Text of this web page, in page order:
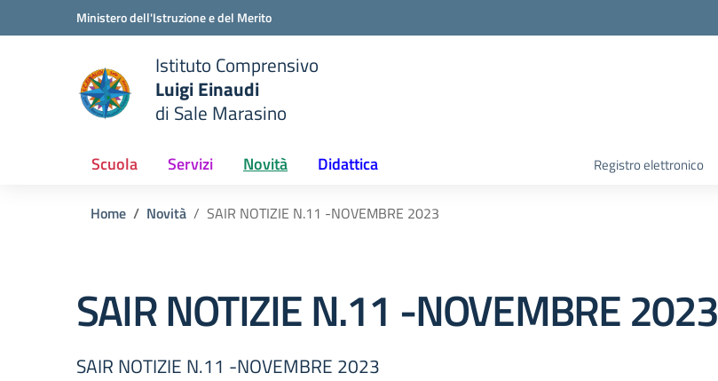
Vai ai contenuti
Vai al menu di navigazioneMinistero dell'Istruzione e del Merito
scuola
Istituto Comprensivo
Luigi Einaudi
di Sale Marasino
Scuola Servizi Novità Didattica Registro elettronico
Home Novità SAIR NOTIZIE N.11 -NOVEMBRE 2023
SAIR NOTIZIE N.11 -NOVEMBRE 2023
SAIR NOTIZIE N.11 -NOVEMBRE 2023